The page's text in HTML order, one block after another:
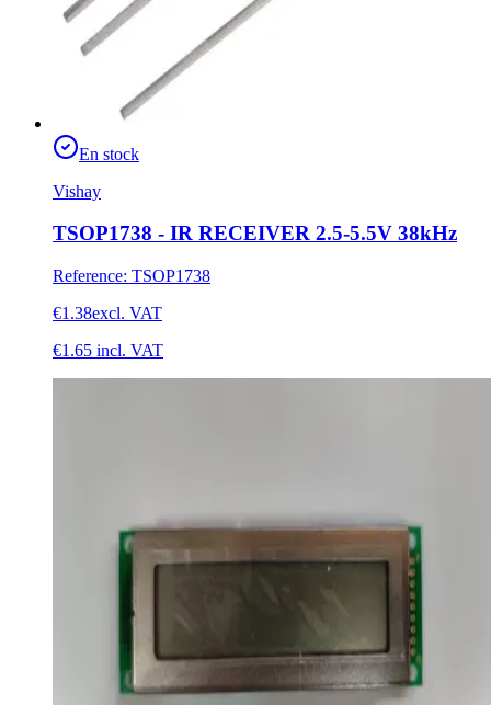
En stock
Vishay
TSOP1738 - IR RECEIVER 2.5-5.5V 38kHz
Reference: TSOP1738
€1.38excl. VAT
€1.65 incl. VAT